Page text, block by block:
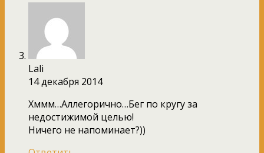
Lali
14 декабря 2014
Хммм…Аллегорично…Бег по кругу за
недостижимой целью!
Ничего не напоминает?))